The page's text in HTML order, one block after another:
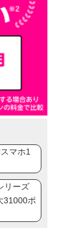
マホ1
リーズ
31000ポ